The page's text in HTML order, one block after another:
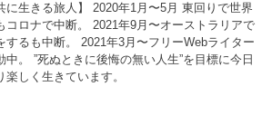
に生きる旅人】 2020年1月〜5月 東回りで世界
コロナで中断。 2021年9月〜オーストラリアで
するも中断。 2021年3月〜フリーWebライター
中。 ”死ぬときに後悔の無い人生”を目標に今日
楽しく生きています。